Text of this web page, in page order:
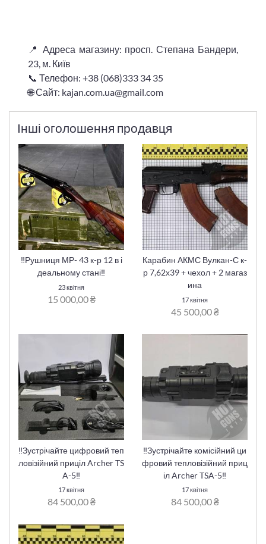
📍 Адреса магазину: просп. Степана Бандери,
23, м. Київ
📞 Телефон: +38 (068)333 34 35
🌐 Сайт: kajan.com.ua@gmail.com
Інші оголошення продавця
‼️Рушниця МР- 43 к-р 12 в і
деальному стані‼️
23 квітня
15 000,00 ₴
Карабин АКМС Вулкан-С к-
р 7,62х39 + чехол + 2 магаз
ина
17 квітня
45 500,00 ₴
‼️Зустрічайте цифровий теп
ловізійний приціл Archer TS
A-5‼️
17 квітня
84 500,00 ₴
‼️Зустрічайте комісійний ци
фровий тепловізійний приц
іл Archer TSA-5‼️
17 квітня
84 500,00 ₴